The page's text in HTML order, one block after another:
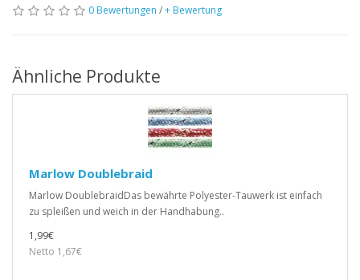
0 Bewertungen /+ Bewertung
Ähnliche Produkte
Marlow Doublebraid
Marlow DoublebraidDas bewährte Polyester-Tauwerk ist einfach
zu spleißen und weich in der Handhabung..
1,99€
Netto 1,67€